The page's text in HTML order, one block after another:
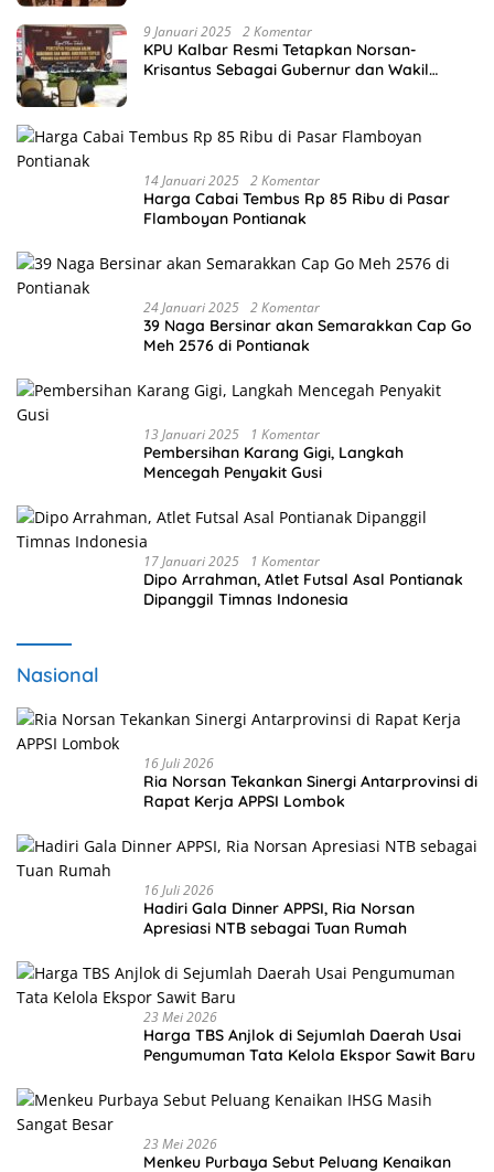
9 Januari 2025 2 Komentar
KPU Kalbar Resmi Tetapkan Norsan-
Krisantus Sebagai Gubernur dan Wakil
14 Januari 2025 2 Komentar
Harga Cabai Tembus Rp 85 Ribu di Pasar
Flamboyan Pontianak
24 Januari 2025 2 Komentar
39 Naga Bersinar akan Semarakkan Cap Go
Meh 2576 di Pontianak
13 Januari 2025 1 Komentar
Pembersihan Karang Gigi, Langkah
Mencegah Penyakit Gusi
17 Januari 2025 1 Komentar
Dipo Arrahman, Atlet Futsal Asal Pontianak
Dipanggil Timnas Indonesia
Nasional
16 Juli 2026
Ria Norsan Tekankan Sinergi Antarprovinsi di
Rapat Kerja APPSI Lombok
16 Juli 2026
Hadiri Gala Dinner APPSI, Ria Norsan
Apresiasi NTB sebagai Tuan Rumah
23 Mei 2026
Harga TBS Anjlok di Sejumlah Daerah Usai
Pengumuman Tata Kelola Ekspor Sawit Baru
23 Mei 2026
Menkeu Purbaya Sebut Peluang Kenaikan